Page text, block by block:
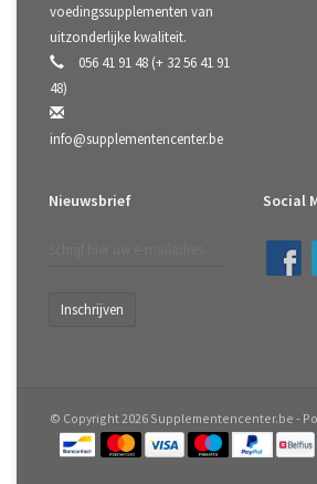
voedingssupplementen van
uitzonderlijke kwaliteit.
056 41 91 48 (+ 32 56 41 91
48)
info@supplementencenter.be
Nieuwsbrief
Inschrijven
Social
© Copyright 2026 Supplementencenter.be -